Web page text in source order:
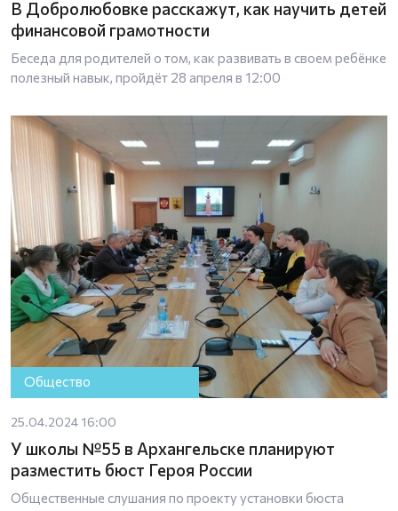
В Добролюбовке расскажут, как научить детей
финансовой грамотности
Беседа для родителей о том, как развивать в своем ребёнке
полезный навык, пройдёт 28 апреля в 12:00
Общество
25.04.2024 16:00
У школы №55 в Архангельске планируют
разместить бюст Героя России
Общественные слушания по проекту установки бюста